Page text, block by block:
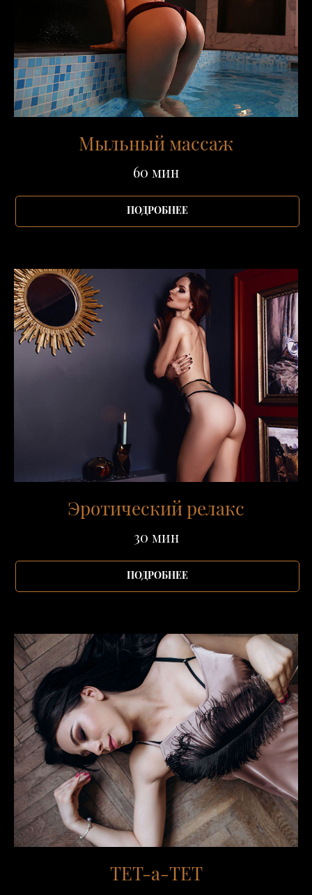
Мыльный массаж
60 мин
ПОДРОБНЕЕ
Эротический релакс
30 мин
ПОДРОБНЕЕ
ТЕТ-а-ТЕТ